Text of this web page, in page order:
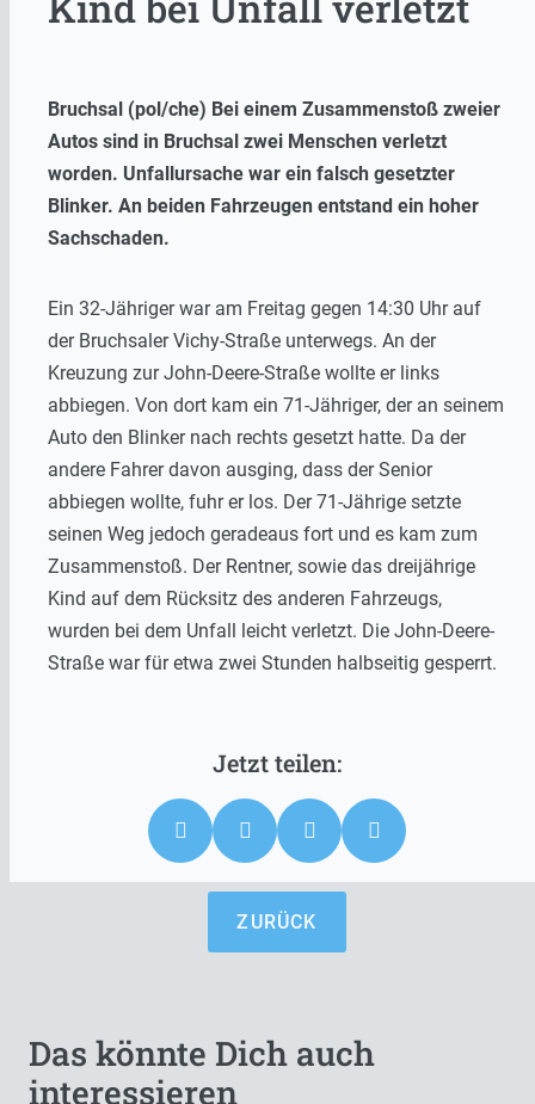
Bruchsal (pol/che) Bei einem Zusammenstoß zweier
Autos sind in Bruchsal zwei Menschen verletzt
worden. Unfallursache war ein falsch gesetzter
Blinker. An beiden Fahrzeugen entstand ein hoher
Sachschaden.
Ein 32-Jähriger war am Freitag gegen 14:30 Uhr auf
der Bruchsaler Vichy-Straße unterwegs. An der
Kreuzung zur John-Deere-Straße wollte er links
abbiegen. Von dort kam ein 71-Jähriger, der an seinem
Auto den Blinker nach rechts gesetzt hatte. Da der
andere Fahrer davon ausging, dass der Senior
abbiegen wollte, fuhr er los. Der 71-Jährige setzte
seinen Weg jedoch geradeaus fort und es kam zum
Zusammenstoß. Der Rentner, sowie das dreijährige
Kind auf dem Rücksitz des anderen Fahrzeugs,
wurden bei dem Unfall leicht verletzt. Die John-Deere-
Straße war für etwa zwei Stunden halbseitig gesperrt.
ZURÜCK
Das könnte Dich auch
interessieren